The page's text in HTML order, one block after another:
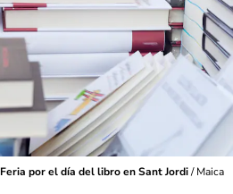
Feria por el día del libro en Sant Jordi/Maica